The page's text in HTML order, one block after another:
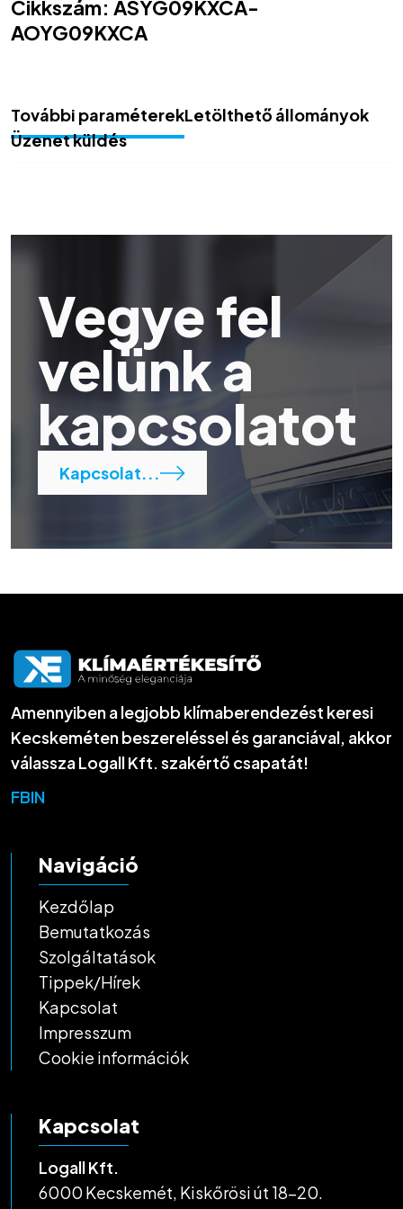
Cikkszám: ASYG09KXCA-
AOYG09KXCA
További paraméterekLetölthető állományok
Üzenet küldés
Vegye fel
velünk a
kapcsolatot
Kapcsolat...
Amennyiben a legjobb klímaberendezést keresi
Kecskeméten beszereléssel és garanciával, akkor
válassza Logall Kft. szakértő csapatát!
FBIN
Navigáció
Kezdőlap
Bemutatkozás
Szolgáltatások
Tippek/Hírek
Kapcsolat
Impresszum
Cookie információk
Kapcsolat
Logall Kft.
6000 Kecskemét, Kiskőrösi út 18-20.